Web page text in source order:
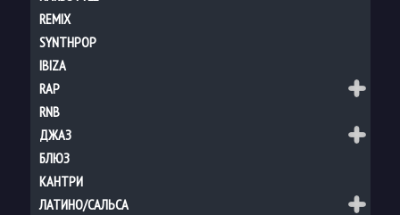
REMIX
SYNTHPOP
IBIZA
RAP
RNB
ДЖАЗ
БЛЮЗ
КАНТРИ
ЛАТИНО/САЛЬСА